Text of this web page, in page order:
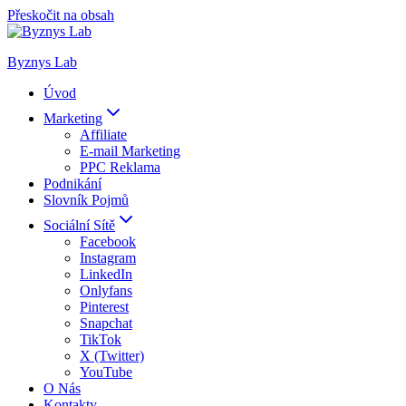
Přeskočit na obsah
Byznys Lab
Úvod
Marketing
Affiliate
E-mail Marketing
PPC Reklama
Podnikání
Slovník Pojmů
Sociální Sítě
Facebook
Instagram
LinkedIn
Onlyfans
Pinterest
Snapchat
TikTok
X (Twitter)
YouTube
O Nás